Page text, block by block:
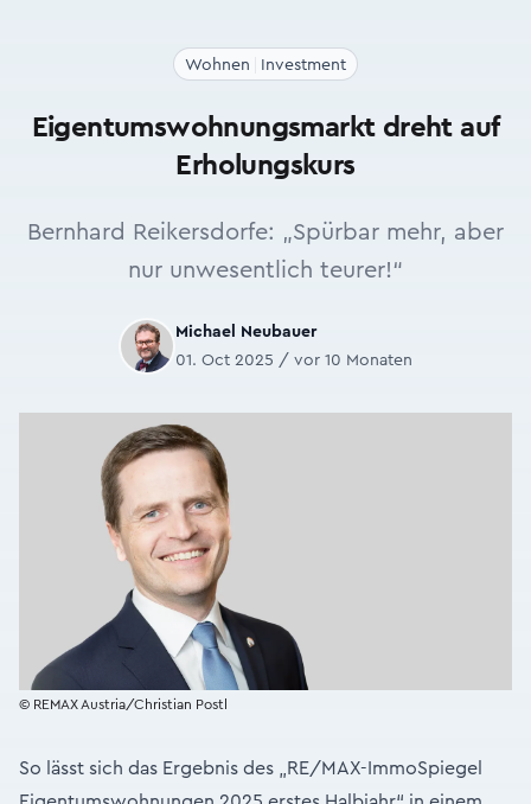
Wohnen Investment
Eigentumswohnungsmarkt dreht auf
Erholungskurs
Bernhard Reikersdorfe: „Spürbar mehr, aber
nur unwesentlich teurer!“
Michael Neubauer
01. Oct 2025 / vor 10 Monaten
© REMAX Austria/Christian Postl
So lässt sich das Ergebnis des „RE/MAX-ImmoSpiegel